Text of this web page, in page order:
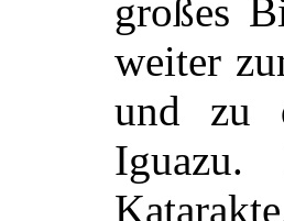
großes
weiter
und zu